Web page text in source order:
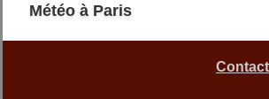
Météo à Paris
Contact